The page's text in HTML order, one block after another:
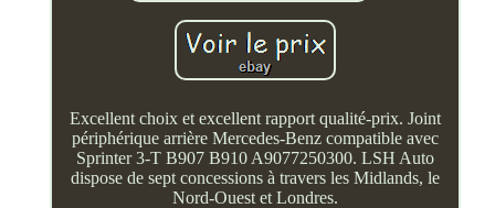
Excellent choix et excellent rapport qualité-prix. Joint
périphérique arrière Mercedes-Benz compatible avec
Sprinter 3-T B907 B910 A9077250300. LSH Auto
dispose de sept concessions à travers les Midlands, le
Nord-Ouest et Londres.